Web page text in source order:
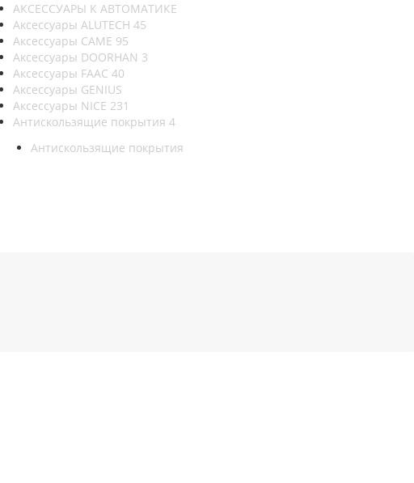
АКСЕССУАРЫ К АВТОМАТИКЕ
Аксессуары ALUTECH 45
Аксессуары CAME 95
Аксессуары DOORHAN 3
Аксессуары FAAC 40
Аксессуары GENIUS
Аксессуары NICE 231
Антискользящие покрытия 4
Антискользящие покрытия